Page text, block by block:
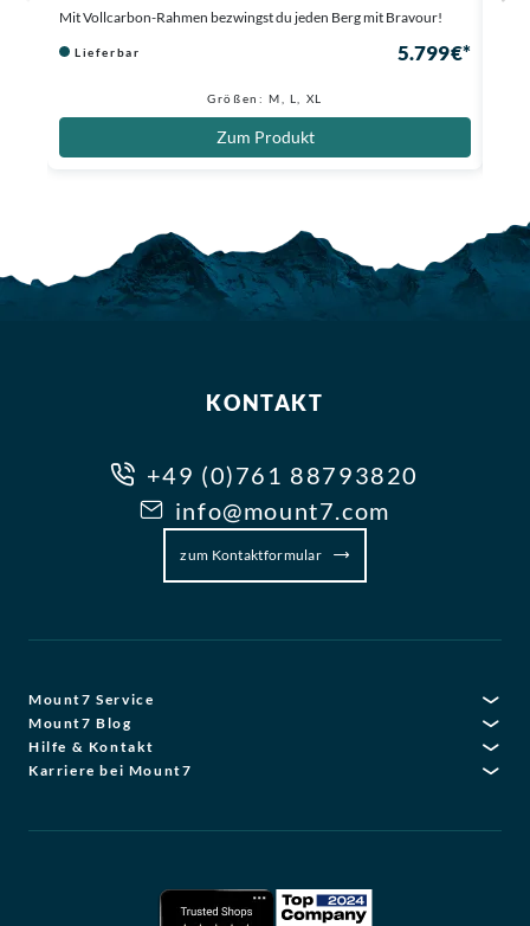
Mit Vollcarbon-Rahmen bezwingst du jeden Berg mit Bravour!
Lieferbar 5.799 €*
Größen: M, L, XL
Zum Produkt
KONTAKT
+49 (0)761 88793820
info@mount7.com
zum Kontaktformular
Mount7 Service
Mount7 Blog
Hilfe & Kontakt
Karriere bei Mount7